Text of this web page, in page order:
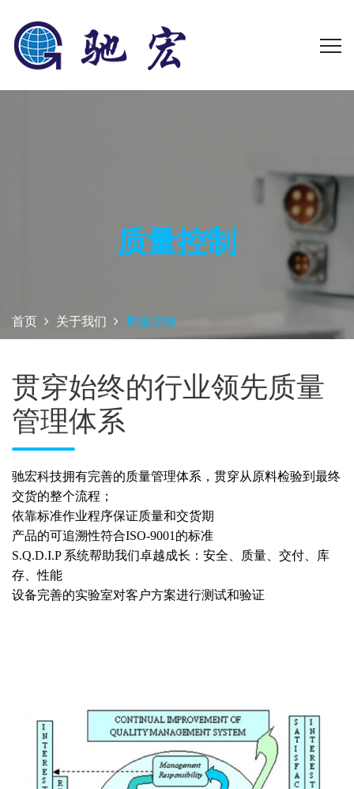
质量控制
首页 关于我们 质量控制
贯穿始终的行业领先质量
管理体系
驰宏科技拥有完善的质量管理体系，贯穿从原料检验到最终
交货的整个流程；
依靠标准作业程序保证质量和交货期
产品的可追溯性符合ISO-9001的标准
S.Q.D.I.P 系统帮助我们卓越成长：安全、质量、交付、库
存、性能
设备完善的实验室对客户方案进行测试和验证